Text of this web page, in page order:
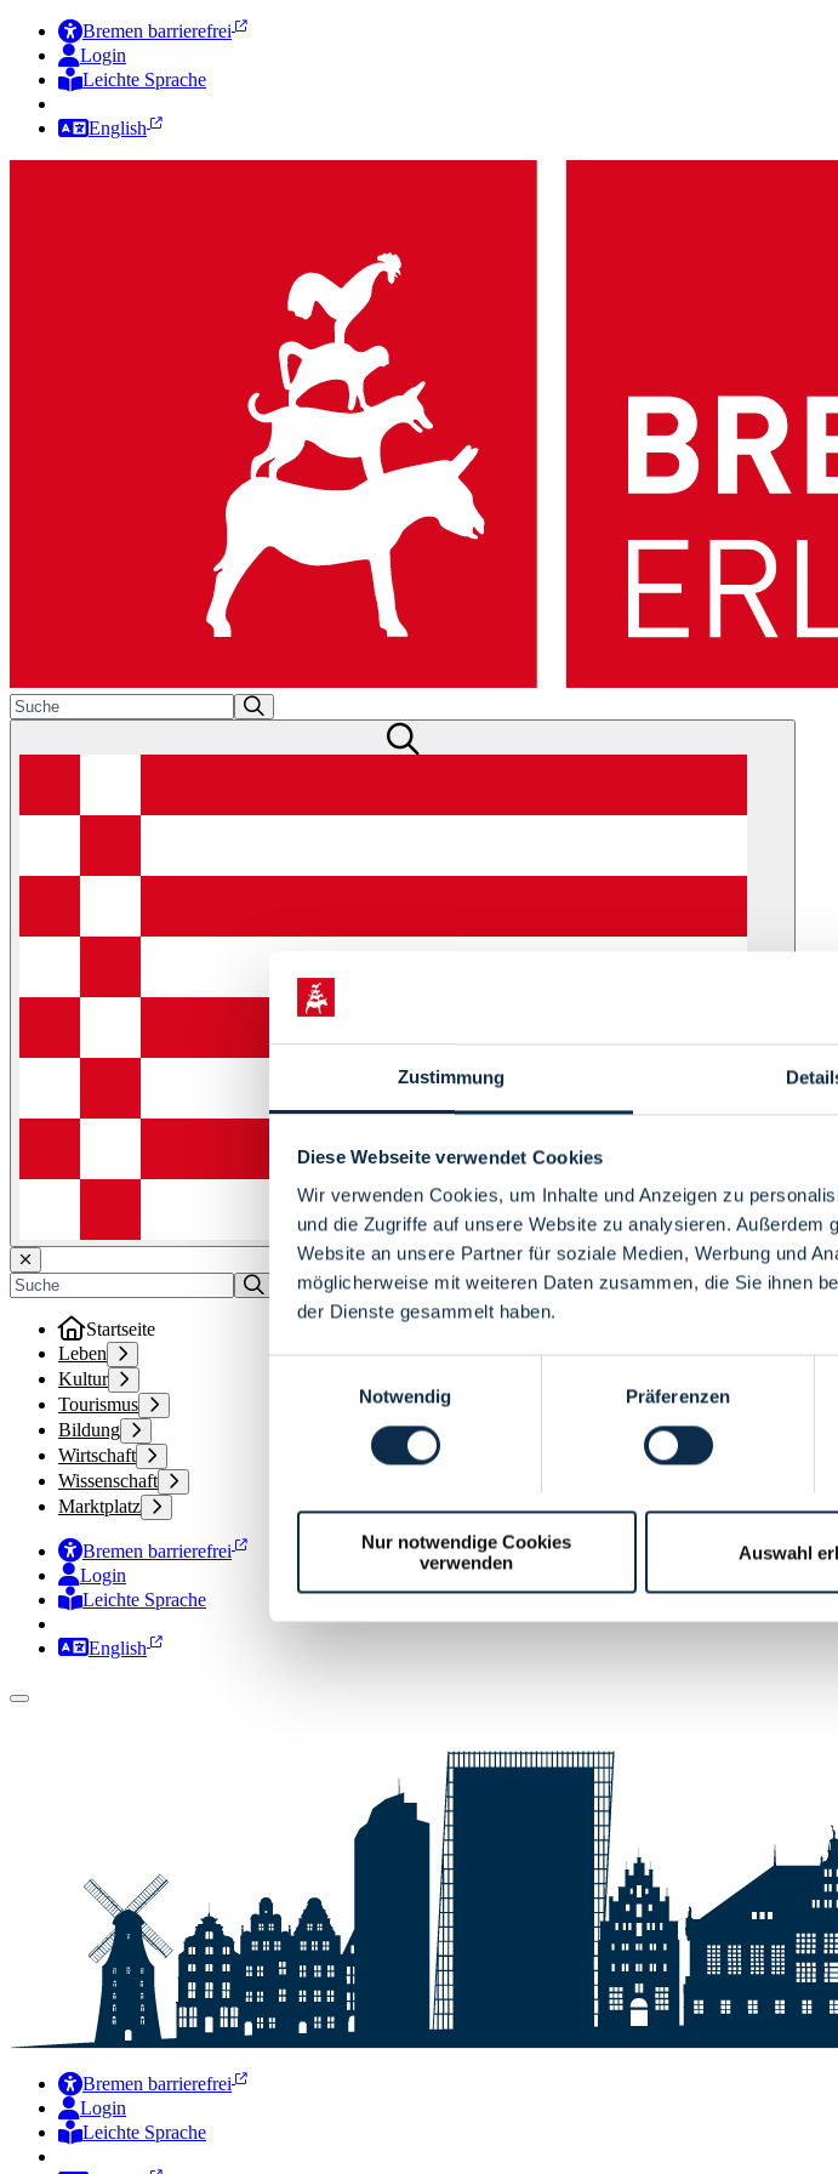
Zustimmung
Diese Webseite verwendet Cookies
Wir verwenden Cookies, um Inhalte und Anzeigen zu
und die Zugriffe auf unsere Website zu analysieren.
Website an unsere Partner für soziale Medien, Werbung und
möglicherweise mit weiteren Daten zusammen, die Sie ihnen
der Dienste gesammelt haben.
Notwendig
Präferenzen
Nur notwendige Cookies
verwenden
Auswahl
Bremen barrierefrei
Login
Leichte Sprache
English
Menü
Startseite
Leben
Kultur
Tourismus
Bildung
Wirtschaft
Wissenschaft
Marktplatz
Bremen barrierefrei
Login
Leichte Sprache
Zur Deutschen Gebärdensprache
English
Bremen barrierefrei
Login
Leichte Sprache